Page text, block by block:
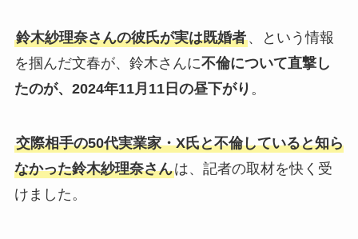
鈴木紗理奈さんの彼氏が実は既婚者、という情報
を掴んだ文春が、鈴木さんに不倫について直撃し
たのが、2024年11月11日の昼下がり 。
交際相手の50代実業家・X氏と不倫していると知ら
なかった鈴木紗理奈さんは、記者の取材を快く受
けました。